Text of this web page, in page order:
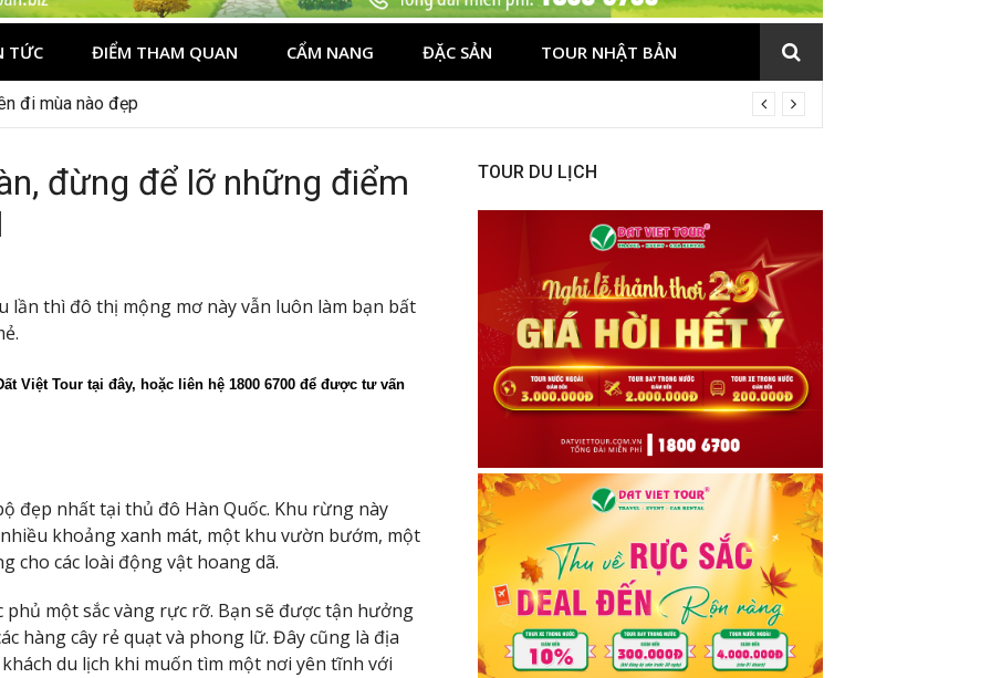
TỨC ĐIỂM THAM QUAN CẨM NANG ĐẶC SẢN TOUR NHẬT BẢN
đi đâu, mặc gì đẹp?
đừng để lỡ những điểm
lần thì đô thị mộng mơ này vẫn luôn làm bạn bất
Việt Tour tại đây, hoặc liên hệ 1800 6700 để được tư vấn
đẹp nhất tại thủ đô Hàn Quốc. Khu rừng này
khoảng xanh mát, một khu vườn bướm, một
cho các loài động vật hoang dã.
một sắc vàng rực rỡ. Bạn sẽ được tận hưởng
hàng cây rẻ quạt và phong lữ. Đây cũng là địa
du lịch khi muốn tìm một nơi yên tĩnh với
TOUR DU LỊCH